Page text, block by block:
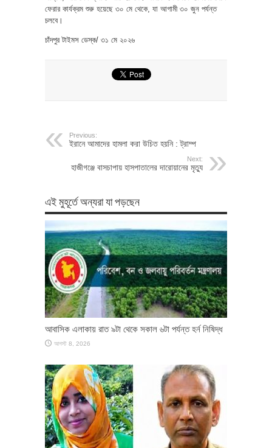
ফেরার কার্যক্রম শুরু হয়েছে ৩০ মে থেকে, যা আগামী ৩০ জুন পর্যন্ত
চলবে।
চাঁদপুর টাইমস ডেস্ক/ ৩১ মে ২০২৬
Previous:
ইরানে আমাদের হামলা করা উচিত হয়নি : ট্রাম্প
Next:
হাজীগঞ্জে বাসচাপায় হাসপাতালের দারোয়ানের মৃত্যু
এই মুহূর্তে অন্যরা যা পড়ছেন
আবাসিক এলাকায় রাত ৯টা থেকে সকাল ৬টা পর্যন্ত হর্ন নিষিদ্ধ
আগস্ট 8, 2026